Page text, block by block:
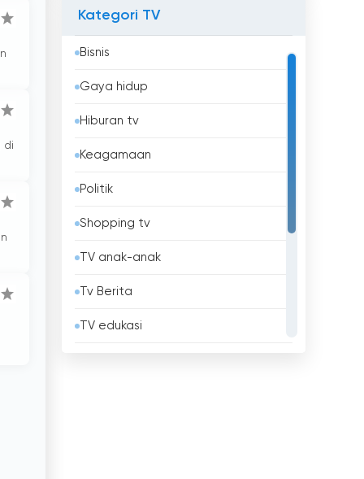
di
Austria
Bahrain
Barbados
Kategori TV
Bisnis
Gaya hidup
Hiburan tv
Keagamaan
Politik
Shopping tv
TV anak-anak
Tv Berita
TV edukasi